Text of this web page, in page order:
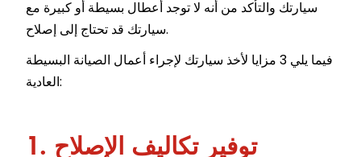
سيارتك والتأكد من أنه لا توجد أعطال بسيطة أو كبيرة مع
سيارتك قد تحتاج إلى إصلاح.
فيما يلي 3 مزايا لأخذ سيارتك لإجراء أعمال الصيانة البسيطة
العادية:
1. توفير تكاليف الإصلاح